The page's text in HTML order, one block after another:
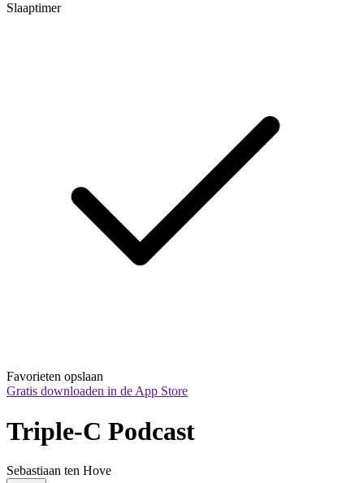
Slaaptimer
Favorieten opslaan
Gratis downloaden in de App Store
Triple-C Podcast
Sebastiaan ten Hove